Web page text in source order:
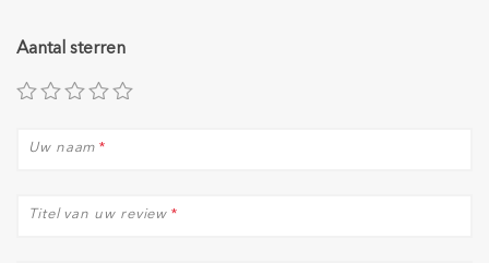
Aantal sterren
*
Uw naam
*
Titel van uw review